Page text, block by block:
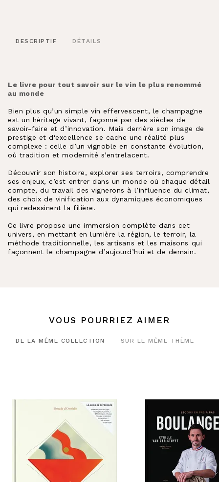
DESCRIPTIF DÉTAILS
Le livre pour tout savoir sur le vin le plus renommé
au monde
Bien plus qu’un simple vin effervescent, le champagne
est un héritage vivant, façonné par des siècles de
savoir-faire et d’innovation. Mais derrière son image de
prestige et d'excellence se cache une réalité plus
complexe : celle d’un vignoble en constante évolution,
où tradition et modernité s’entrelacent.
Découvrir son histoire, explorer ses terroirs, comprendre
ses enjeux, c’est entrer dans un monde où chaque détail
compte, du travail des vignerons à l’influence du climat,
des choix de vinification aux dynamiques économiques
qui redessinent la filière.
Ce livre propose une immersion complète dans cet
univers, en mettant en lumière la région, le terroir, la
méthode traditionnelle, les artisans et les maisons qui
façonnent le champagne d’aujourd’hui et de demain.
VOUS POURRIEZ AIMER
DE LA MÊME COLLECTION SUR LE MÊME THÈME